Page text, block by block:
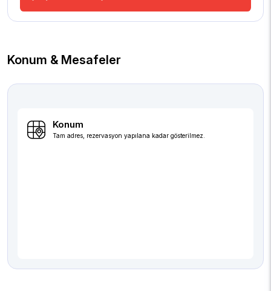
Konum & Mesafeler
Konum
Tam adres, rezervasyon yapılana kadar gösterilmez.